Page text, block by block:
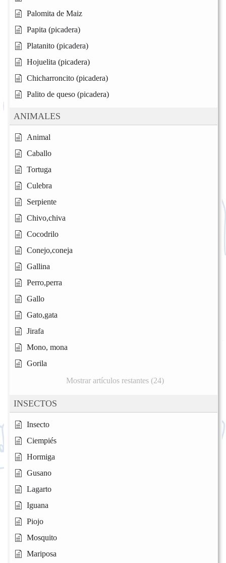
Palomita de Maiz
Papita (picadera)
Platanito (picadera)
Hojuelita (picadera)
Chicharroncito (picadera)
Palito de queso (picadera)
ANIMALES
Animal
Caballo
Tortuga
Culebra
Serpiente
Chivo,chiva
Cocodrilo
Conejo,coneja
Gallina
Perro,perra
Gallo
Gato,gata
Jirafa
Mono, mona
Gorila
Mostrar artículos restantes (24)
INSECTOS
Insecto
Ciempiés
Hormiga
Gusano
Lagarto
Iguana
Piojo
Mosquito
Mariposa